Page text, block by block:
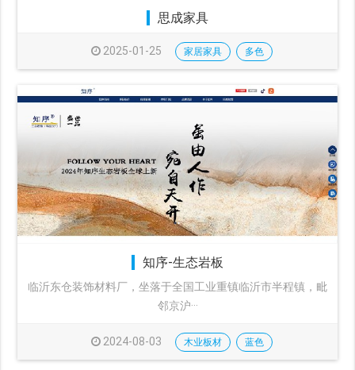
思成家具
2025-01-25 家居家具 多色
知序-生态岩板
临沂东仓装饰材料厂，坐落于全国工业重镇临沂市半程镇，毗
邻京沪···
2024-08-03 木业板材 蓝色